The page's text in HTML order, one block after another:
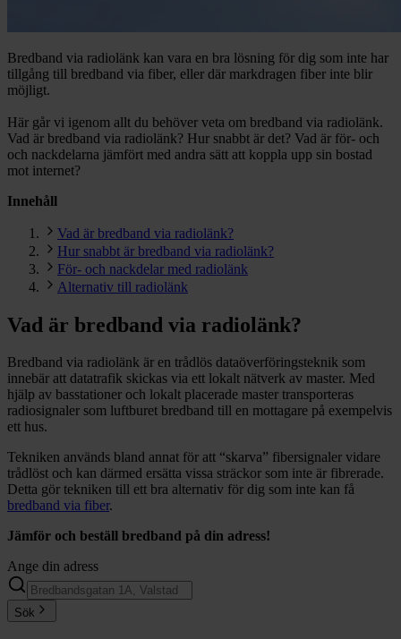
Bredband via radiolänk kan vara en bra lösning för dig som inte har
tillgång till bredband via fiber, eller där markdragen fiber inte blir
möjligt.
Här går vi igenom allt du behöver veta om bredband via radiolänk.
Vad är bredband via radiolänk? Hur snabbt är det? Vad är för- och
och nackdelarna jämfört med andra sätt att koppla upp sin bostad
mot internet?
Innehåll
Vad är bredband via radiolänk?
Hur snabbt är bredband via radiolänk?
För- och nackdelar med radiolänk
Alternativ till radiolänk
Vad är bredband via radiolänk?
Bredband via radiolänk är en trådlös dataöverföringsteknik som
innebär att datatrafik skickas via ett lokalt nätverk av master. Med
hjälp av basstationer och lokalt placerade master transporteras
radiosignaler som luftburet bredband till en mottagare på exempelvis
ett hus.
Tekniken används bland annat för att “skarva” fibersignaler vidare
trådlöst och kan därmed ersätta vissa sträckor som inte är fibrerade.
Detta gör tekniken till ett bra alternativ för dig som inte kan få
bredband via fiber.
Jämför och beställ bredband på din adress!
Ange din adress
Sök